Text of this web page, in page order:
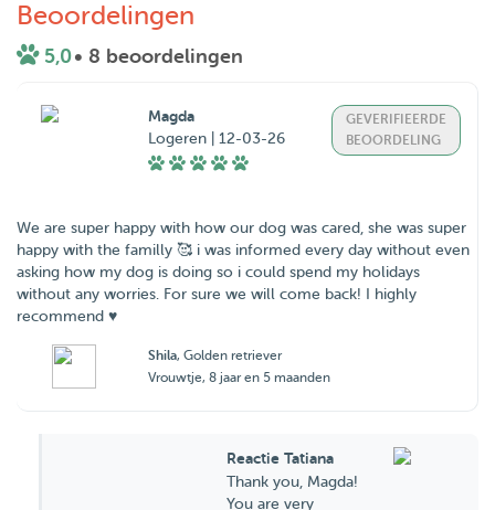
Beoordelingen
5,0• 8 beoordelingen
Magda
Logeren | 12-03-26
GEVERIFIEERDE
BEOORDELING
We are super happy with how our dog was cared, she was super
happy with the familly 🥰 i was informed every day without even
asking how my dog is doing so i could spend my holidays
without any worries. For sure we will come back! I highly
recommend ♥️
Shila, Golden retriever
Vrouwtje, 8 jaar en 5 maanden
Reactie Tatiana
Thank you, Magda!
You are very